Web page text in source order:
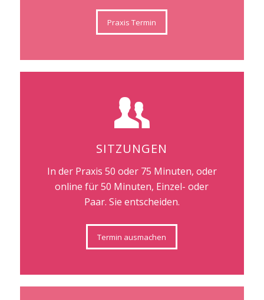
Praxis Termin
SITZUNGEN
In der Praxis 50 oder 75 Minuten, oder
online für 50 Minuten, Einzel- oder
Paar. Sie entscheiden.
Termin ausmachen